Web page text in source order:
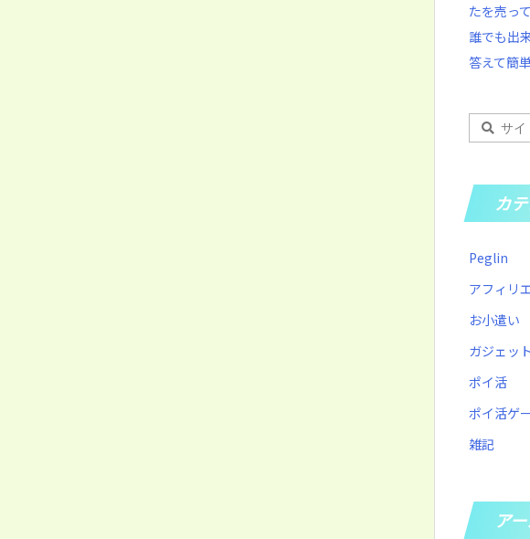
たを売っ
誰でも出
答えて簡
カ
Peglin
アフィリ
お小遣い
ガジェット
ポイ活
ポイ活ゲ
雑記
ア